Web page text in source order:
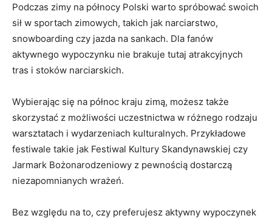
Podczas zimy na północy Polski warto spróbować ⁣swoich
sił w sportach zimowych, ⁢takich jak narciarstwo,
⁤snowboarding czy jazda na sankach. Dla fanów
aktywnego wypoczynku nie brakuje tutaj atrakcyjnych‍
tras i stoków narciarskich.
Wybierając się ⁤na północ kraju zimą, możesz także
skorzystać z możliwości‌ uczestnictwa w różnego ⁣rodzaju
warsztatach i ‍wydarzeniach‌ kulturalnych. Przykładowe
festiwale takie jak Festiwal Kultury Skandynawskiej czy
Jarmark Bożonarodzeniowy z pewnością dostarczą
⁣niezapomnianych wrażeń.
Bez względu na to, czy preferujesz aktywny wypoczynek